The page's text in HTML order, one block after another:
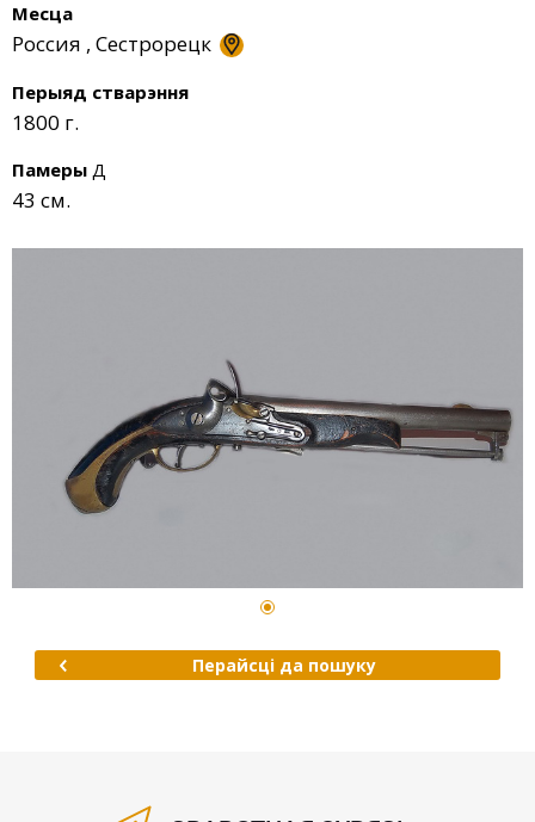
Месца
Россия , Сестрорецк
Перыяд стварэння
1800 г.
Памеры Д
43 см.
Перайсці да пошуку